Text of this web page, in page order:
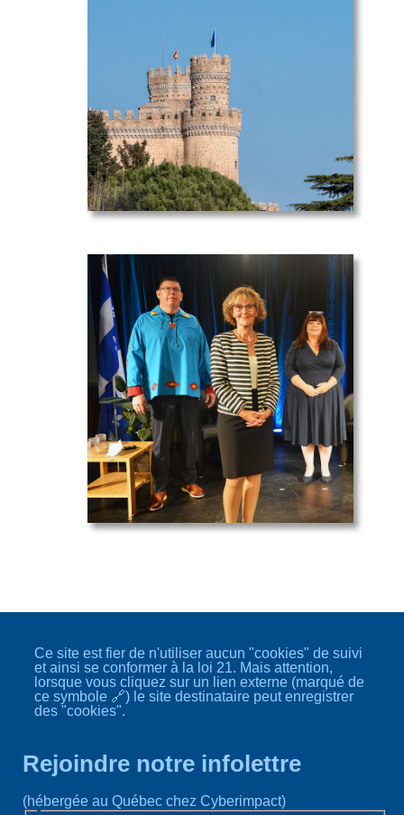
Historique -
Des
pionniers à
aujourd’hui
Quelques
extraits du
Colloque
SOS TSAF
Ce site est fier de n'utiliser aucun "cookies" de suivi
et ainsi se conformer à la loi 21. Mais attention,
lorsque vous cliquez sur un lien externe (marqué de
ce symbole 🔗) le site destinataire peut enregistrer
des "cookies".
Rejoindre notre infolettre
(hébergée au Québec chez Cyberimpact)